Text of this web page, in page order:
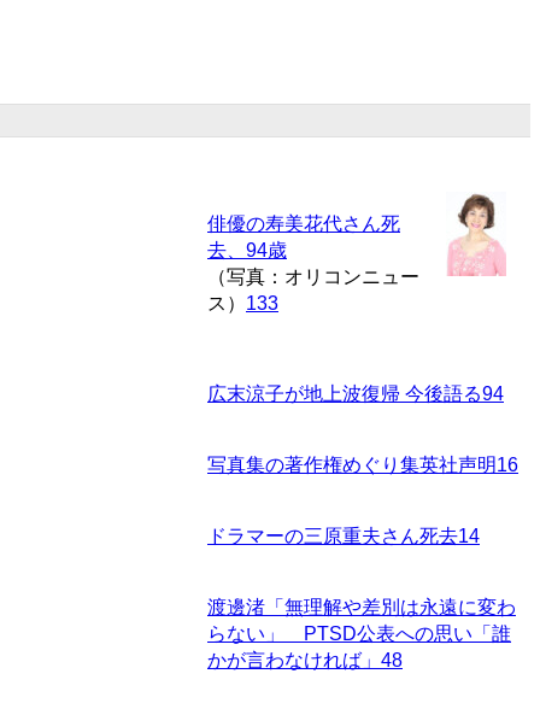
俳優の寿美花代さん死
去、94歳
（写真：オリコンニュー
ス） 133
広末涼子が地上波復帰 今後語る94
写真集の著作権めぐり集英社声明16
ドラマーの三原重夫さん死去14
渡邊渚「無理解や差別は永遠に変わ
らない」 PTSD公表への思い「誰
かが言わなければ」 48